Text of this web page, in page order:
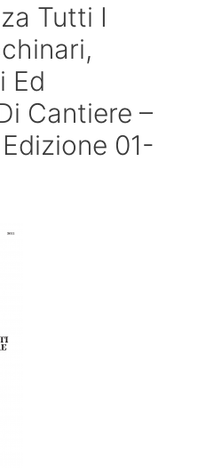
Tutti I
Ed
Cantiere –
01-